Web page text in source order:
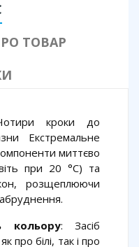
ТОВАР
кроки до
Екстремальне
миттєво
при 20 °C) та
розщеплюючи
кольору: Засіб
про білі, так і про